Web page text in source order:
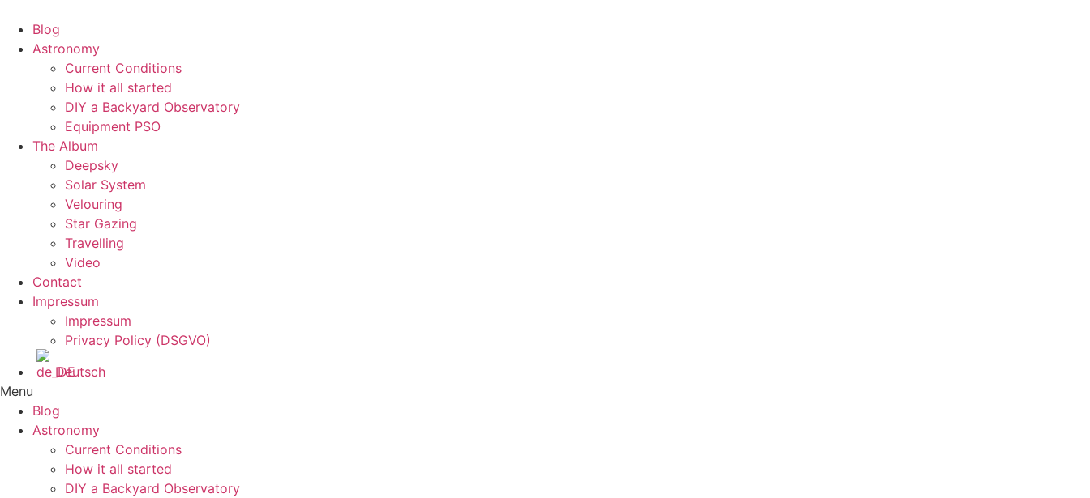
content
Blog
Astronomy
Current Conditions
How it all started
DIY a Backyard Observatory
Equipment PSO
The Album
Deepsky
Solar System
Velouring
Star Gazing
Travelling
Video
Contact
Impressum
Impressum
Privacy Policy (DSGVO)
Deutsch
Menu
Blog
Astronomy
Current Conditions
How it all started
DIY a Backyard Observatory